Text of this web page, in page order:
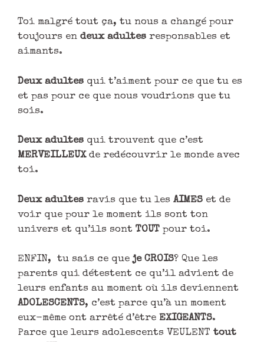
Toi malgré tout ça, tu nous a changé pour
toujours en deux adultes responsables et
aimants.
Deux adultes qui t’aiment pour ce que tu es
et pas pour ce que nous voudrions que tu
sois.
Deux adultes qui trouvent que c’est
MERVEILLEUXde redécouvrir le monde avec
toi.
Deux adultes ravis que tu les AIMES et de
voir que pour le moment ils sont ton
univers et qu’ils sont TOUT pour toi.
ENFIN, tu sais ce queje CROIS? Que les
parents qui détestent ce qu’il advient de
leurs enfants au moment où ils deviennent
ADOLESCENTS, c’est parce qu’à un moment
eux-même ont arrêté d’être EXIGEANTS.
Parce que leurs adolescents VEULENT tout